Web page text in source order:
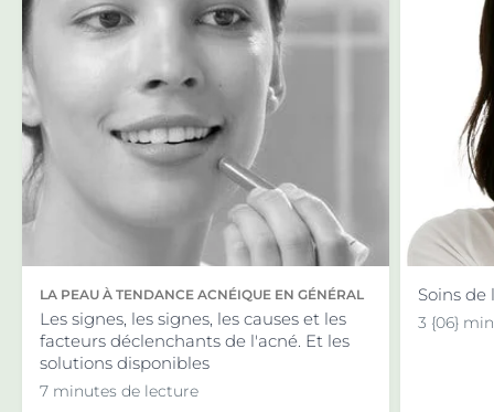
LA PEAU À TENDANCE ACNÉIQUE EN GÉNÉRAL
Les signes, les signes, les causes et les
facteurs déclenchants de l'acné. Et les
solutions disponibles
7 minutes de lecture
Soins
3 {06}